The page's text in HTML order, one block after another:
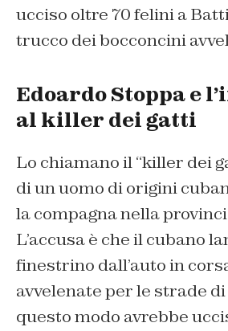
ucciso oltre 70 felini a
trucco dei bocconcini
Edoardo Stoppa e
al killer dei gatti
Lo chiamano il “killer dei
di un uomo di origini
la compagna nella
L’accusa è che il cubano
finestrino dall’auto in
avvelenate per le strade
questo modo avrebbe